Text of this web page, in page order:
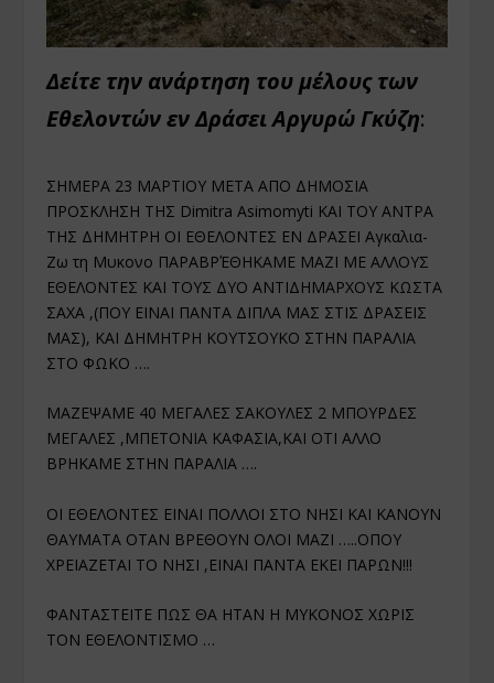
Δείτε την ανάρτηση του μέλους των
Εθελοντών εν Δράσει Αργυρώ Γκύζη:
ΣΗΜΕΡΑ 23 ΜΑΡΤΙΟΥ ΜΕΤΑ ΑΠΟ ΔΗΜΟΣΙΑ
ΠΡΟΣΚΛΗΣΗ ΤΗΣ Dimitra Asimomyti ΚΑΙ ΤΟΥ ΑΝΤΡΑ
ΤΗΣ ΔΗΜΗΤΡΗ ΟΙ ΕΘΕΛΟΝΤΕΣ ΕΝ ΔΡΑΣΕΙΑγκαλια-
Ζω τη Μυκονο ΠΑΡΑΒΡΈΘΗΚΑΜΕ ΜΑΖΙ ΜΕ ΑΛΛΟΥΣ
ΕΘΕΛΟΝΤΕΣ ΚΑΙ ΤΟΥΣ ΔΥΟ ΑΝΤΙΔΗΜΑΡΧΟΥΣ ΚΩΣΤΑ
ΣΑΧΑ ,(ΠΟΥ ΕΙΝΑΙ ΠΑΝΤΑ ΔΙΠΛΑ ΜΑΣ ΣΤΙΣ ΔΡΑΣΕΙΣ
ΜΑΣ), ΚΑΙ ΔΗΜΗΤΡΗ ΚΟΥΤΣΟΥΚΟ ΣΤΗΝ ΠΑΡΑΛΙΑ
ΣΤΟ ΦΩΚΟ ….
ΜΑΖΕΨΑΜΕ 40 ΜΕΓΑΛΕΣ ΣΑΚΟΥΛΕΣ 2 ΜΠΟΥΡΔΕΣ
ΜΕΓΑΛΕΣ ,ΜΠΕΤΟΝΙΑ ΚΑΦΑΣΙΑ,ΚΑΙ ΟΤΙ ΑΛΛΟ
ΒΡΗΚΑΜΕ ΣΤΗΝ ΠΑΡΑΛΙΑ ….
ΟΙ ΕΘΕΛΟΝΤΕΣ ΕΙΝΑΙ ΠΟΛΛΟΙ ΣΤΟ ΝΗΣΙ ΚΑΙ ΚΑΝΟΥΝ
ΘΑΥΜΑΤΑ ΟΤΑΝ ΒΡΕΘΟΥΝ ΟΛΟΙ ΜΑΖΙ …..ΟΠΟΥ
ΧΡΕΙΑΖΕΤΑΙ ΤΟ ΝΗΣΙ ,ΕΙΝΑΙ ΠΑΝΤΑ ΕΚΕΙ ΠΑΡΩΝ!!!
ΦΑΝΤΑΣΤΕΙΤΕ ΠΩΣ ΘΑ ΗΤΑΝ Η ΜΥΚΟΝΟΣ ΧΩΡΙΣ
ΤΟΝ ΕΘΕΛΟΝΤΙΣΜΟ …